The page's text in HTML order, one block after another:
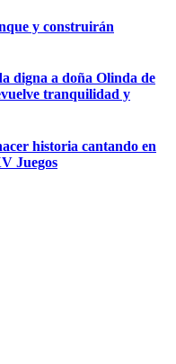
y construirán
digna a doña Olinda de
tranquilidad y
historia cantando en
Juegos